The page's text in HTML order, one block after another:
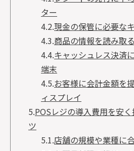
ター
4.2.現金の保管に必要な
4.3.商品の情報を読み取
4.4.キャッシュレス決済
端末
4.5.お客様に会計金額を
ィスプレイ
5.POSレジの導入費用を安
ツ
5.1.店舗の規模や業種に